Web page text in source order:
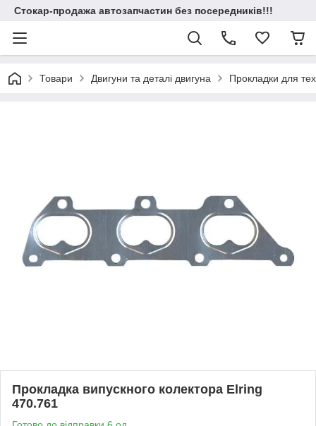
Стокар-продажа автозапчастин без посередників!!!
Товари Двигуни та деталі двигуна Прокладки для
Прокладка випускного колектора Elring
470.761